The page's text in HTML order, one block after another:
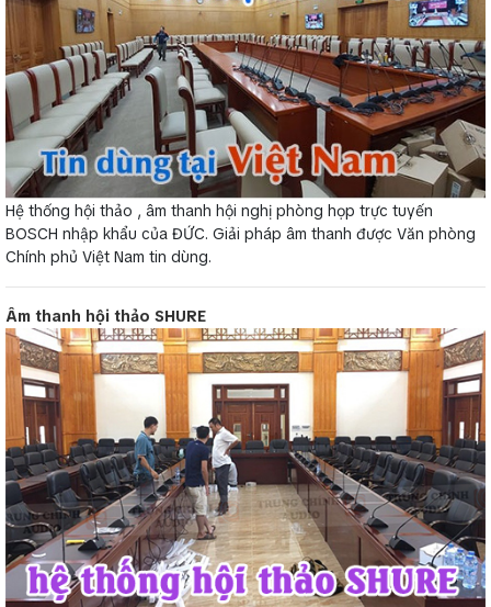
Hệ thống hội thảo , âm thanh hội nghị phòng họp trực tuyến
BOSCH nhập khẩu của ĐỨC. Giải pháp âm thanh được Văn phòng
Chính phủ Việt Nam tin dùng.
Âm thanh hội thảo SHURE